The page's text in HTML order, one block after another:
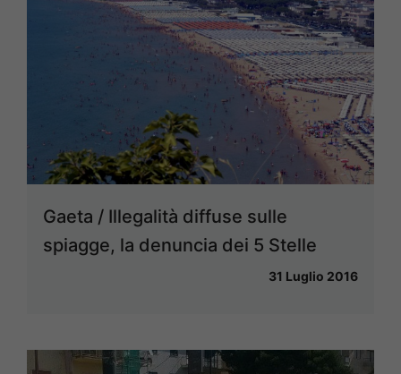
Gaeta / Illegalità diffuse sulle
spiagge, la denuncia dei 5 Stelle
31 Luglio 2016